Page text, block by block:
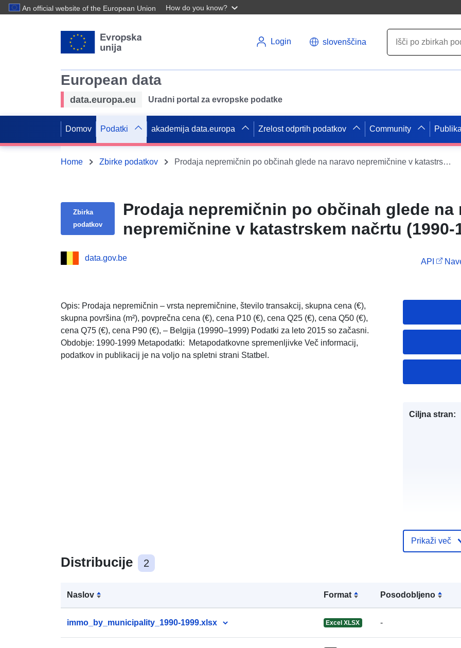
An official website of the European Union How do you know?
Login slovenščina
European data
data.europa.eu Uradni portal za evropske podatke
Domov Podatki akademija data.europa Zrelost odprtih podatkov Community
Home Zbirke podatkov Prodaja nepremičnin po občinah glede na naravo nepremičnine v katastrskem načrtu (1990-1999)
Zbirka
podatkov
Prodaja nepremičnin po občinah glede na
nepremičnine v katastrskem načrtu (1990-
data.gov.be API
Opis: Prodaja nepremičnin – vrsta nepremičnine, število transakcij, skupna cena (€),
skupna površina (m²), povprečna cena (€), cena P10 (€), cena Q25 (€), cena Q50 (€),
cena Q75 (€), cena P90 (€), – Belgija (19990–1999) Podatki za leto 2015 so začasni.
Obdobje: 1990-1999 Metapodatki: Metapodatkovne spremenljivke Več informacij,
podatkov in publikacij je na voljo na spletni strani Statbel.
Distribucije 2
Naslov Format Posodobljeno
immo_by_municipality_1990-1999.xlsx Excel XLSX -
Ciljna stran:
Jeziki:
Prikaži več